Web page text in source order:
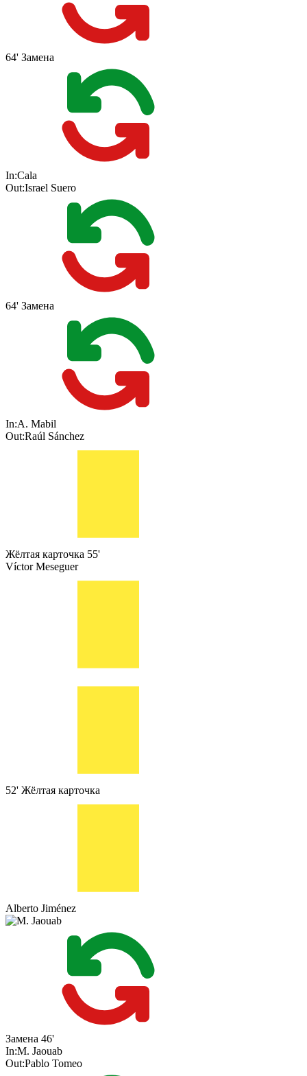
64' Замена
In:Cala
Out:Israel Suero
64' Замена
In:A. Mabil
Out:Raúl Sánchez
Жёлтая карточка 55'
Víctor Meseguer
52' Жёлтая карточка
Alberto Jiménez
Замена 46'
In:M. Jaouab
Out:Pablo Tomeo